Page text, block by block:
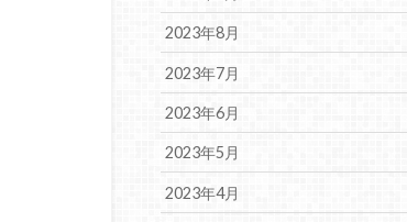
2023年8月
2023年7月
2023年6月
2023年5月
2023年4月